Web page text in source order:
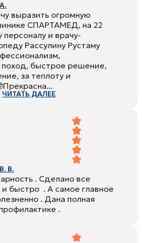
выразить огромную
СПАРТАМЕД, на 22
персоналу и врачу-
Рассулину Рустаму
быстрое решение,
за теплоту и
ЧИТАТЬ ДАЛЕЕ
В.
. Сделано все
и быстро . А самое главное
. Дана полная
.